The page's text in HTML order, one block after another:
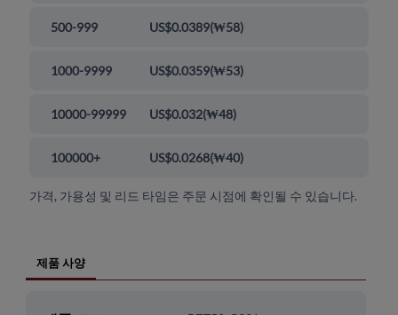
500-999 US$0.0389(₩58)
1000-9999 US$0.0359(₩53)
10000-99999 US$0.032(₩48)
100000+ US$0.0268(₩40)
가격, 가용성 및 리드 타임은 주문 시점에 확인될 수 있습니다.
제품 사양